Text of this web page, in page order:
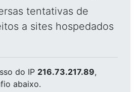
tentativas de
a sites hospedados
do IP 216.73.217.89,
abaixo.